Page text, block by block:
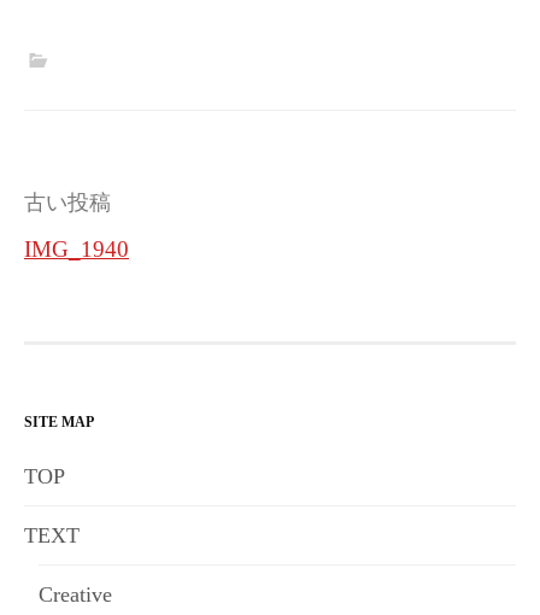
投
稿
ー
シ
ン
古い投稿
IMG_1940
SITE MAP
TOP
TEXT
Creative